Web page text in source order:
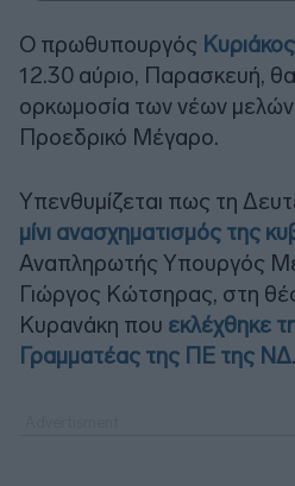
Ο πρωθυπουργός
12.30 αύριο, Παρασκευή,
ορκωμοσία των νέων
Προεδρικό Μέγαρο.
Υπενθυμίζεται πως τη
μίνι ανασχηματισμός της
Αναπληρωτής Υπουργός
Γιώργος Κώτσηρας, στη
Κυρανάκη που εκλέχθηκε
Γραμματέας της ΠΕ της ΝΔ.